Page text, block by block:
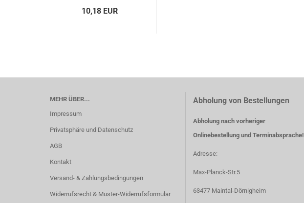
10,18 EUR
MEHR ÜBER...
Impressum
Privatsphäre und Datenschutz
AGB
Kontakt
Versand- & Zahlungsbedingungen
Widerrufsrecht & Muster-Widerrufsformular
Abholung von Bestellungen
Abholung nach vorheriger
Onlinebestellung und Terminabsprache!
Adresse:
Max-Planck-Str.5
63477 Maintal-Dörnigheim